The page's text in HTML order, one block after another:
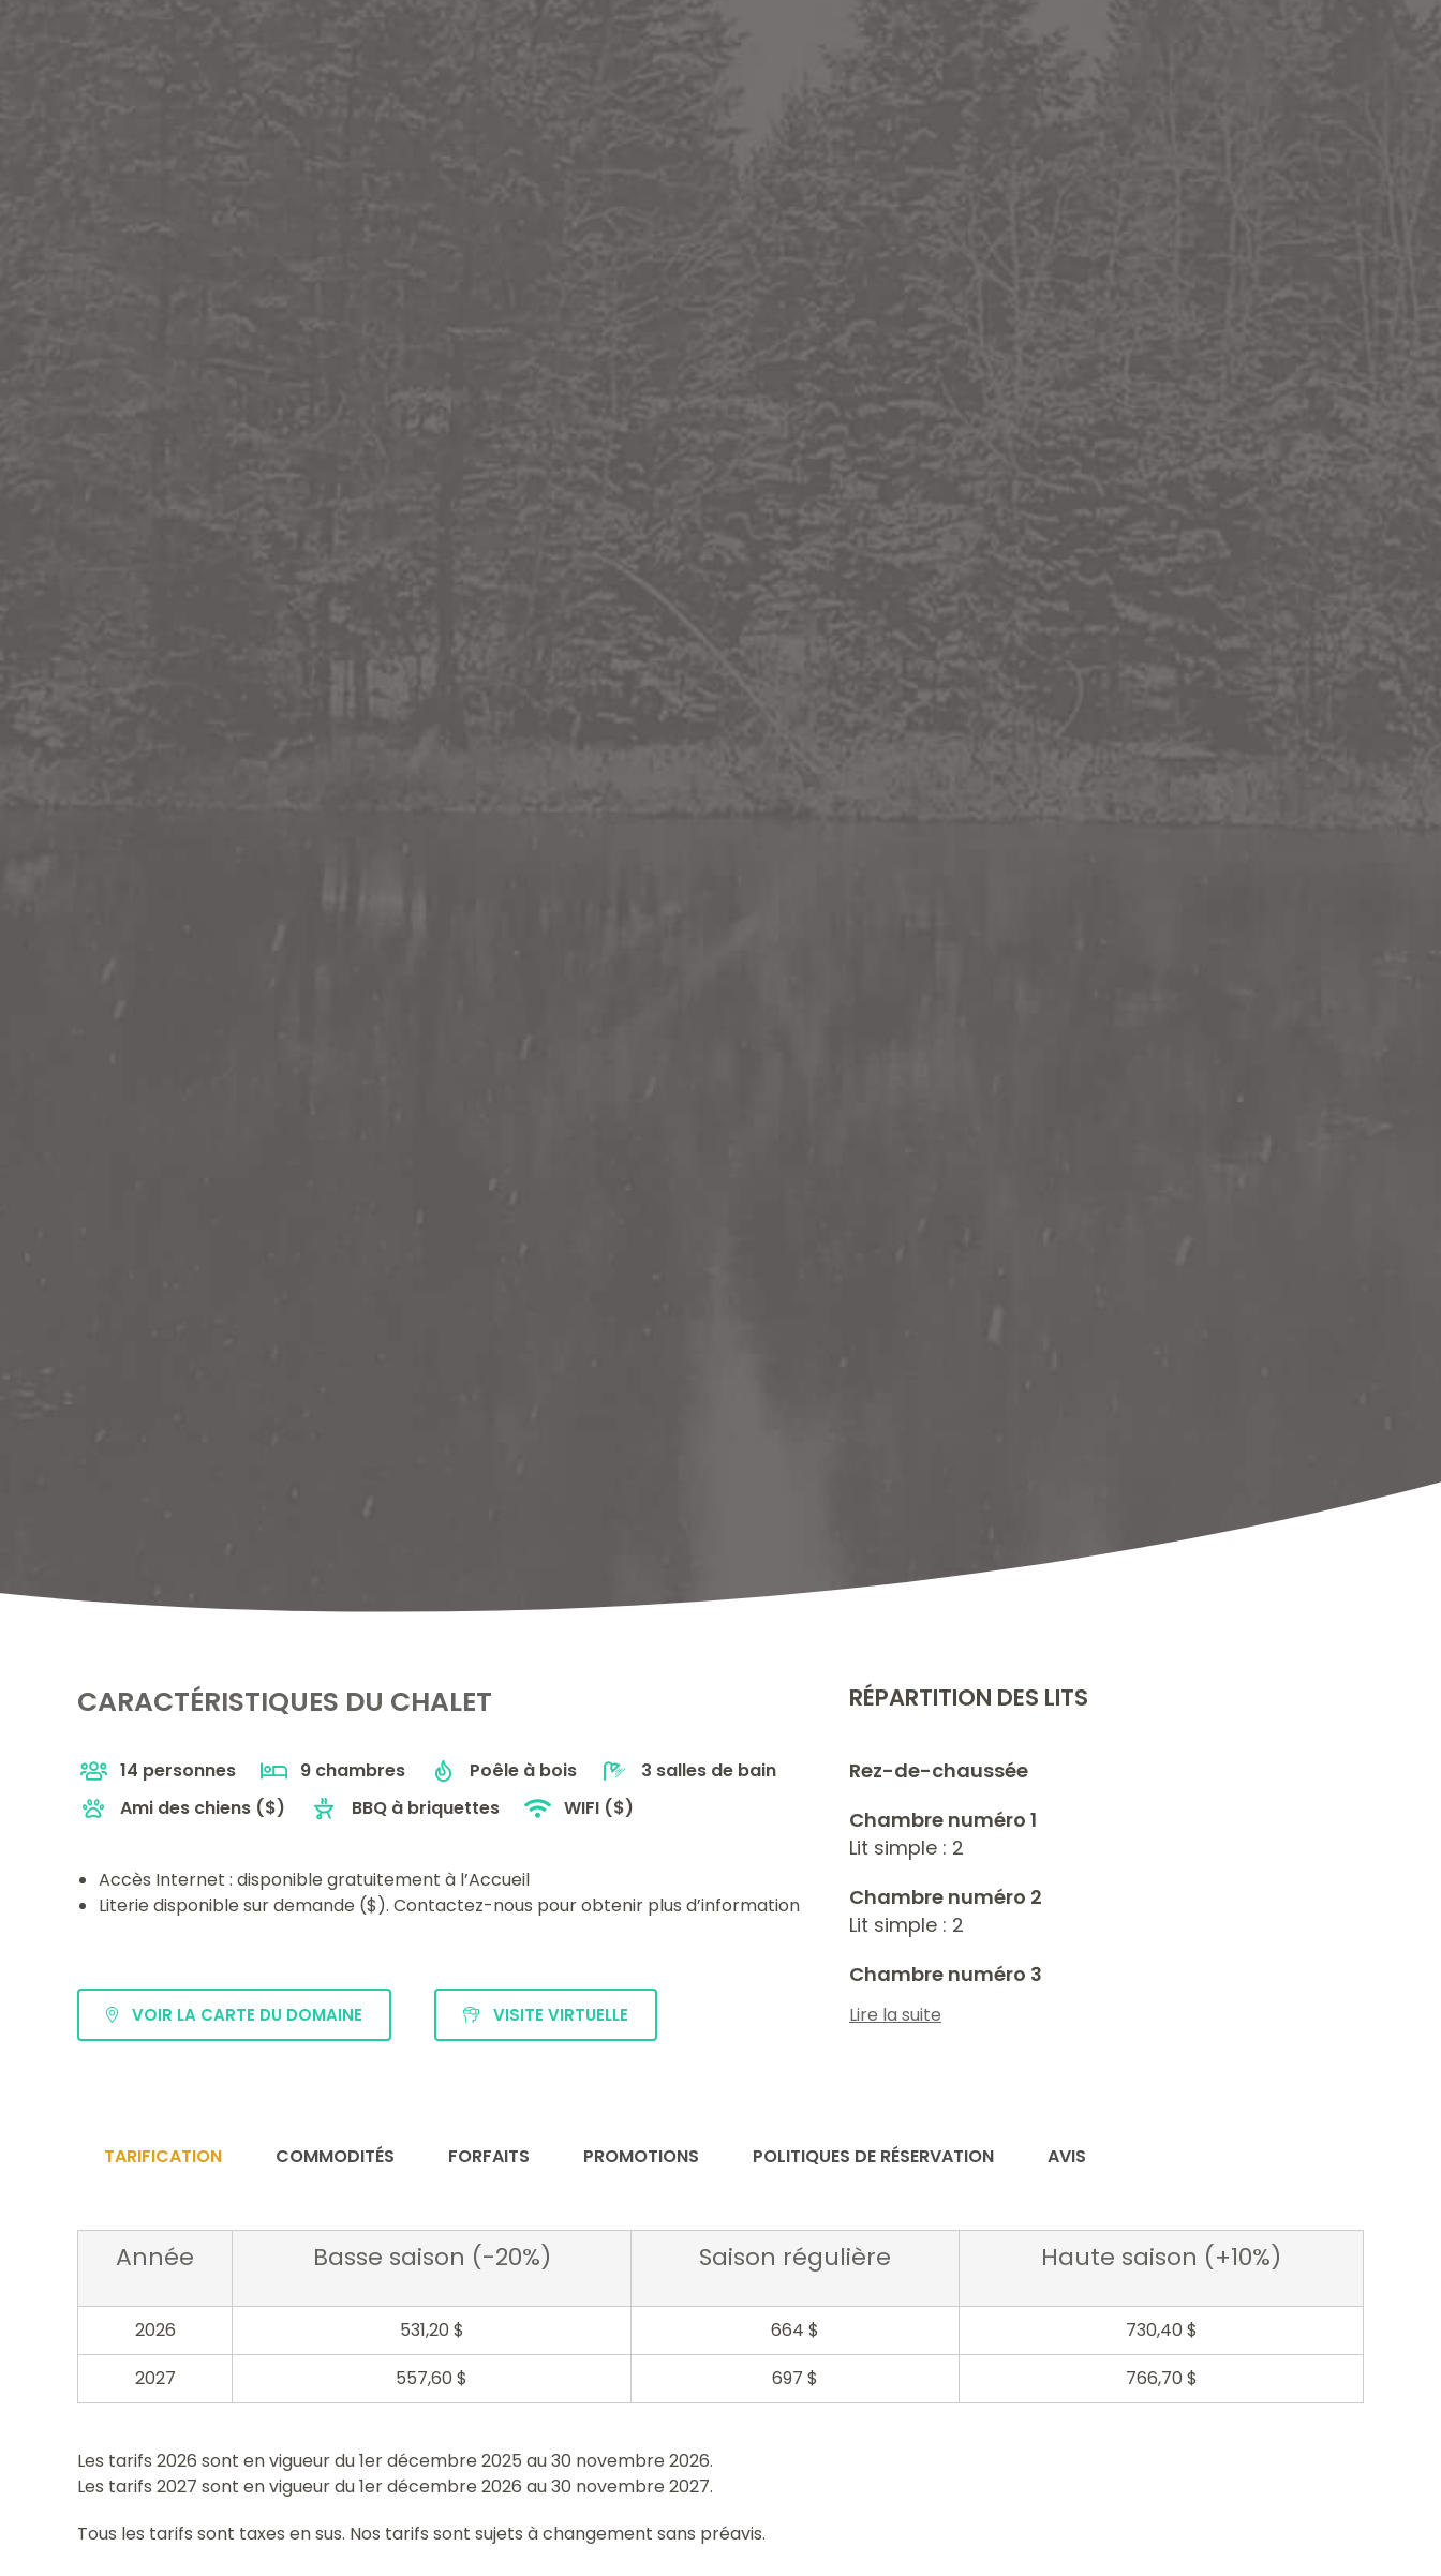
CARACTÉRISTIQUES DU CHALET
14 personnes 9 chambres Poêle à bois
3 salles de bain
Ami des chiens ($)
BBQ à briquettes WIFI ($)
Accès Internet : disponible gratuitement à l’Accueil
Literie disponible sur demande ($). Contactez-nous pour obtenir plus d’information
VOIR LA CARTE DU DOMAINE VISITE VIRTUELLE
RÉPARTITION DES LITS
Rez-de-chaussée
Chambre numéro 1
Lit simple : 2
Chambre numéro 2
Lit simple : 2
Chambre numéro 3
Lit simple : 1
Lit simple : 1
Lit simple : 2
Lit simple : 1
Chambre numéro 8
Lire la suite
TARIFICATION COMMODITÉS FORFAITS PROMOTIONS POLITIQUES DE RÉSERVATION AVIS
Année Basse saison (-20%) Saison régulière Haute saison (+10%)
2026 531,20 $ 664 $
730,40 $
2027
557,60 $ 697 $ 766,70 $
Les tarifs 2026 sont en vigueur du 1er décembre 2025 au 30 novembre 2026.
Les tarifs 2027 sont en vigueur du 1er décembre 2026 au 30 novembre 2027.
Tous les tarifs sont taxes en sus. Nos tarifs sont sujets à changement sans préavis.